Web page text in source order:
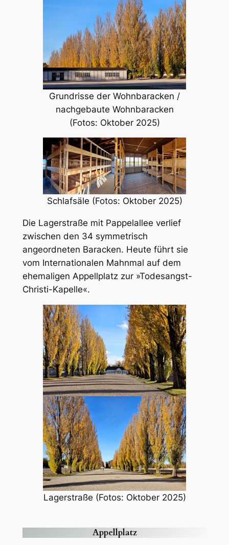
Grundrisse der Wohnbaracken /
nachgebaute Wohnbaracken
(Fotos: Oktober 2025)
Schlafsäle (Fotos: Oktober 2025)
Die Lagerstraße mit Pappelallee verlief
zwischen den 34 symmetrisch
angeordneten Baracken. Heute führt sie
vom Internationalen Mahnmal auf dem
ehemaligen Appellplatz zur »Todesangst-
Christi-Kapelle«.
Lagerstraße (Fotos: Oktober 2025)
Appellplatz